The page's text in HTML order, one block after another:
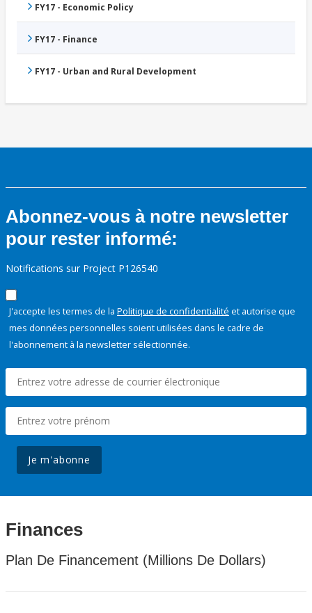
FY17 - Economic Policy
FY17 - Finance
FY17 - Urban and Rural Development
Abonnez-vous à notre newsletter
pour rester informé:
Notifications sur Project P126540
J'accepte les termes de la Politique de confidentialité et autorise que
mes données personnelles soient utilisées dans le cadre de
l'abonnement à la newsletter sélectionnée.
Je m'abonne
Finances
Plan De Financement (Millions De Dollars)